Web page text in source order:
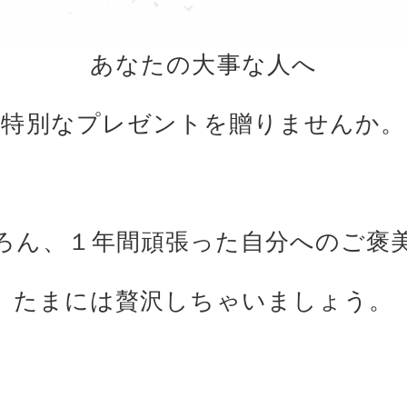
あなたの大事な人へ
特別なプレゼントを贈りませんか。
ん、１年間頑張った自分へのご褒
たまには贅沢しちゃいましょう。